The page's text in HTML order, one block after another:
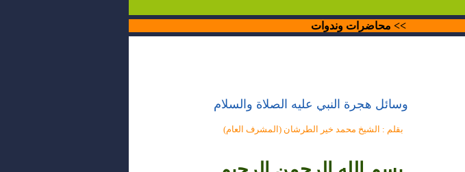
>> محاضرات وندوات
وسائل هجرة النبي عليه الصلاة والسلام
بقلم : الشيخ محمد خير الطرشان (المشرف العام)